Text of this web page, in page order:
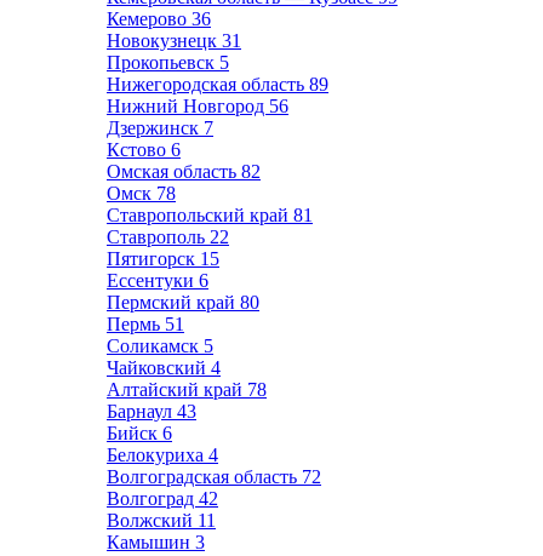
Кемерово 36
Новокузнецк 31
Прокопьевск 5
Нижегородская область 89
Нижний Новгород 56
Дзержинск 7
Кстово 6
Омская область 82
Омск 78
Ставропольский край 81
Ставрополь 22
Пятигорск 15
Ессентуки 6
Пермский край 80
Пермь 51
Соликамск 5
Чайковский 4
Алтайский край 78
Барнаул 43
Бийск 6
Белокуриха 4
Волгоградская область 72
Волгоград 42
Волжский 11
Камышин 3